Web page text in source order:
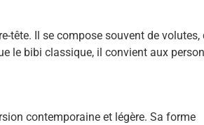
tête. Il se compose souvent de volutes,
le bibi classique, il convient aux
contemporaine et légère. Sa forme